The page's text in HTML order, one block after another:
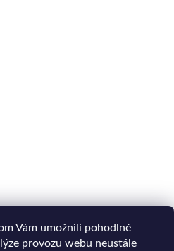
Vám umožnili pohodlné
provozu webu neustále